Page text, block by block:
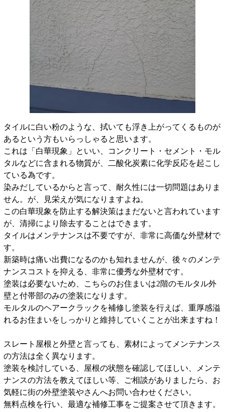
タイルに白い粉のような、拭いても浮き上がってくるものが
あるという方もいらっしゃると思います。
これは「白華現象」といい、コンクリート・セメント・モル
タルなどに含まれる物質が、二酸化炭素に化学反応を起こし
ている為です。
染みだしているからと言って、耐久性には一切問題はありま
せん。が、見栄えが気になりますよね。
この白華現象を防止する解決策はまだないと言われています
が、清掃により除去することはできます。
タイルはメンテナンスは不要ですが、非常に高価な外壁材で
す。
新築時は痛い出費になるのかも知れませんが、後々のメンテ
ナンスコストを抑える、非常に優秀な外壁材です。
塗装は必要ないため、こちらのお住まいは2階のモルタル外
壁と付帯部のみの塗装になります。
モルタルのヘアークラックを補修し塗装を行えば、重厚感溢
れるお住まいをしっかりと維持していくことが出来ますね！
スレート屋根と外壁と言っても、素材によってメンテナンス
の方法は全く異なります。
塗装を検討している、屋根の状態を確認してほしい、メンテ
ナンスの方法を教えてほしい等、ご相談がありましたら、お
気軽に街の外壁塗装やさんへお問い合わせください。
無料点検を行い、最適な補修工事をご提案させて頂きます。